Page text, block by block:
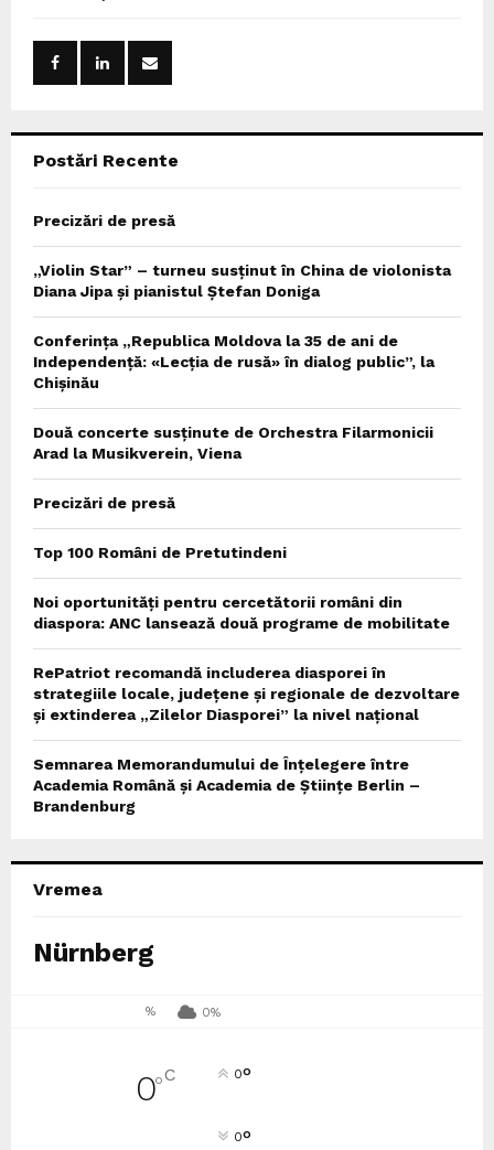
Postări Recente
Precizări de presă
„Violin Star” – turneu susținut în China de violonista
Diana Jipa și pianistul Ștefan Doniga
Conferința „Republica Moldova la 35 de ani de
Independență: «Lecția de rusă» în dialog public”, la
Chișinău
Două concerte susținute de Orchestra Filarmonicii
Arad la Musikverein, Viena
Precizări de presă
Top 100 Români de Pretutindeni
Noi oportunități pentru cercetătorii români din
diaspora: ANC lansează două programe de mobilitate
RePatriot recomandă includerea diasporei în
strategiile locale, județene și regionale de dezvoltare
și extinderea „Zilelor Diasporei” la nivel național
Semnarea Memorandumului de Înțelegere între
Academia Română și Academia de Științe Berlin –
Brandenburg
Vremea
Nürnberg
% 0%
0°C 0°
0°